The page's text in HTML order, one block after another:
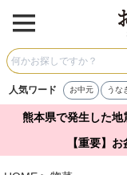
人気ワード お中元 うな
熊本県で発生した
【重要】